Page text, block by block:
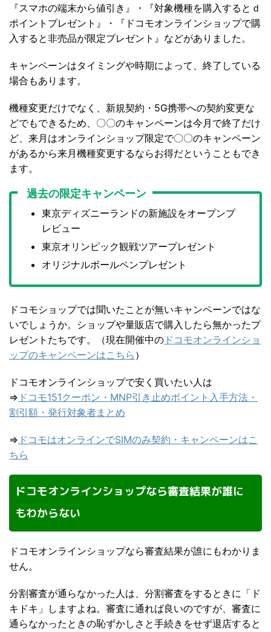
『スマホの端末から値引き』・『対象機種を購入するとｄ
ポイントプレゼント』・『ドコモオンラインショップで購
入すると非売品が限定プレゼント』などがありました。
キャンペーンはタイミングや時期によって、終了している
場合もあります。
機種変更だけでなく、新規契約・5G携帯への契約変更な
どでもできるため、〇〇のキャンペーンは今月で終了だけ
ど、来月はオンラインショップ限定で〇〇のキャンペーン
があるから来月機種変更するならお得だということもでき
ます。
過去の限定キャンペーン
東京ディズニーランドの新施設をオープンプ
レビュー
東京オリンピック観戦ツアープレゼント
オリジナルボールペンプレゼント
ドコモショップでは聞いたことが無いキャンペーンではな
いでしょうか。ショップや量販店で購入したら無かったプ
レゼントたちです。（現在開催中の ドコモオンラインショ
ップのキャンペーンはこちら ）
ドコモオンラインショップで安く買いたい人は
⇒ ドコモ151クーポン・MNP引き止めポイント入手方法・
割引額・発行対象者まとめ
⇒ ドコモはオンラインでSIMのみ契約・キャンペーンはこ
ちら
ドコモオンラインショップなら審査結果が誰に
もわからない
ドコモオンラインショップなら審査結果が誰にもわかりま
せん。
分割審査が通らなかった人は、分割審査をするときに「ド
キドキ」しますよね。審査に通れば良いのですが、審査に
通らなかったときの恥ずかしさと手続きをせず退店すると